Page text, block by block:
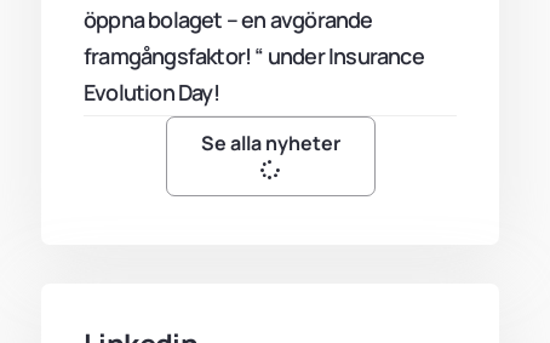
öppna bolaget – en avgörande
framgångsfaktor! “ under Insurance
Evolution Day!
Se alla nyheter